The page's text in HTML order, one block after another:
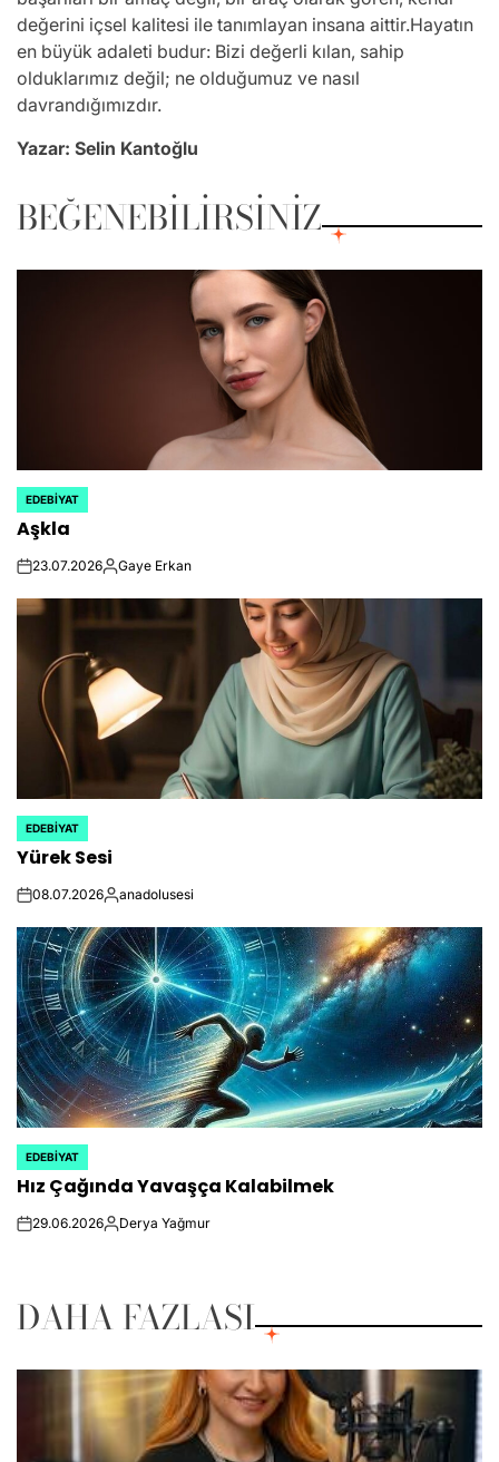
değerini içsel kalitesi ile tanımlayan insana aittir.Hayatın
en büyük adaleti budur: Bizi değerli kılan, sahip
olduklarımız değil; ne olduğumuz ve nasıl
davrandığımızdır.
Yazar: Selin Kantoğlu
BEĞENEBILIRSINIZ
POSTED
IN
EDEBIYAT
Aşkla
on23.07.2026Posted
Gaye Erkan
POSTED
IN
EDEBIYAT
Yürek Sesi
on08.07.2026Posted
anadolusesi
POSTED
IN
EDEBIYAT
Hız Çağında Yavaşça Kalabilmek
on29.06.2026Posted
Derya Yağmur
DAHA FAZLASI